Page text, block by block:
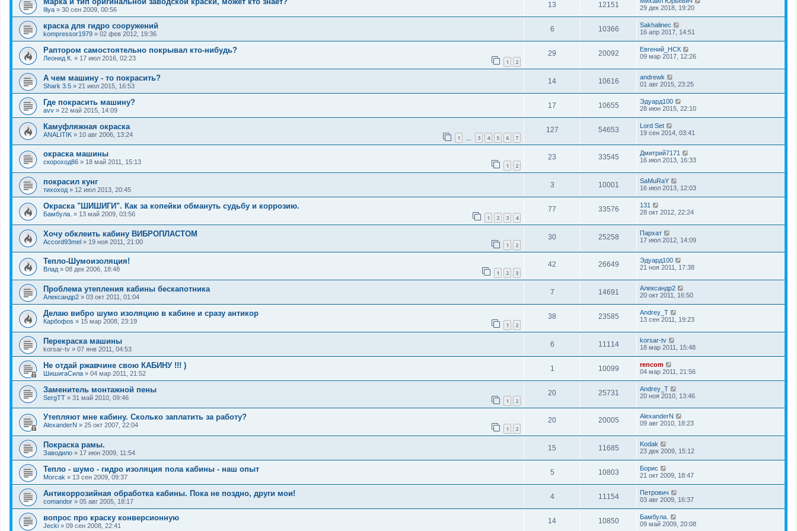
Iliya » 30 сен 2009, 00:56
13 12151
29 дек 2018, 19:20
краска для гидро сооружений
kompressor1979 » 02 фев 2012, 19:36
6 10366
Sakhalinec
16 апр 2017, 14:51
Раптором самостоятельно покрывал кто-нибудь?
Леонид К. » 17 июл 2016, 02:23 1 2
29 20092
Евгений_НСК
09 мар 2017, 12:26
А чем машину - то покрасить?
Shark 3.5 » 21 июл 2015, 16:53
14 10616
andrewk
01 авг 2015, 23:25
Где покрасить машину?
avv » 22 май 2015, 14:09
17 10655
Эдуард100
28 июн 2015, 22:10
Камуфляжная окраска
ANALITIK » 10 авг 2006, 13:24 1 3 4 5 6 7
127 54653
Lord Set
19 сен 2014, 03:41
окраска машины
скороход86 » 18 май 2011, 15:13 1 2
23 33545
Дмитрий7171
16 июл 2013, 16:33
покрасил кунг
тихоход » 12 июл 2013, 20:45
3 10001
SaMuRaY
16 июл 2013, 12:03
Окраска "ШИШИГИ". Как за копейки обмануть судьбу и коррозию.
Бамбула. » 13 май 2009, 03:56 1 2 3 4
77 33576
131
28 окт 2012, 22:24
Хочу обклеить кабину ВИБРОПЛАСТОМ
Accord93mel » 19 ноя 2011, 21:00 1 2
30 25258
Пархат
17 июл 2012, 14:09
Тепло-Шумоизоляция!
Влад » 08 дек 2006, 18:48 1 2 3
42 26649
Эдуард100
21 ноя 2011, 17:38
Проблема утепления кабины бескапотника
Александр2 » 03 окт 2011, 01:04
7 14691
Александр2
20 окт 2011, 16:50
Делаю вибро шумо изоляцию в кабине и сразу антикор
Карбофоs » 15 мар 2008, 23:19 1 2
38 23585
Andrey_T
13 сен 2011, 19:23
Перекраска машины
korsar-tv » 07 янв 2011, 04:53
6 11114
korsar-tv
18 мар 2011, 15:48
Не отдай ржавчине свою КАБИНУ !!! )
ШишигаСила » 04 мар 2011, 21:52
1 10099
rencom
04 мар 2011, 21:56
Заменитель монтажной пены
SergTT » 31 май 2010, 09:46 1 2
20 25731
Andrey_T
20 ноя 2010, 13:46
Утепляют мне кабину. Сколько заплатить за работу?
AlexanderN » 25 окт 2007, 22:04 1 2
20 20005
AlexanderN
09 авг 2010, 18:23
Покраска рамы.
Заводило » 17 июн 2009, 11:54
15 11685
Kodak
23 дек 2009, 15:12
Тепло - шумо - гидро изоляция пола кабины - наш опыт
Morcak » 13 сен 2009, 09:37
5 10803
Борис
21 окт 2009, 18:47
Антикоррозийная обработка кабины. Пока не поздно, други мои!
comandor » 05 авг 2005, 18:17
4 11154
Петрович
03 авг 2009, 16:37
вопрос про краску конверсионную
Jecki » 09 сен 2008, 22:41
14 10850
Бамбула.
09 май 2009, 20:08